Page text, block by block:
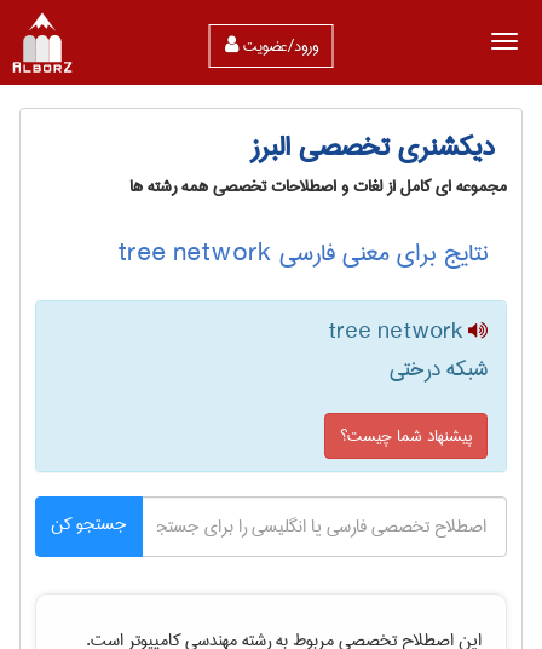
ورود/عضویت
دیکشنری تخصصی البرز
مجموعه ای کامل از لغات و اصطلاحات تخصصی همه رشته ها
نتایج برای معنی فارسی tree network
tree network
شبکه درختی
پیشنهاد شما چیست؟
جستجو کن
این اصطلاح تخصصی مربوط به رشتهمهندسی كامپيوتراست.